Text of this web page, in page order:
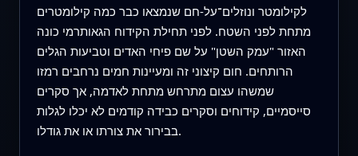
לקילומטר ונוזלים־על-חם שנמצאו כבר כמה קילומטרים
מתחת לפני השטח. לפני תחילת הקידוח הגאותרמי כונה
האזור "עמק השטן" על שם פיחי האדים וטביעות הגלים
הרותחים. חום קיצוני זה ומעיינות חמים נרחבים רמזו
שמשהו עצום מתרחש מתחת לאדמה, אך סקרים
סייסמיים, קידוחים וסקרים כבידה קודמים לא יכלו לגלות
בבירור את צורתו או את גודלו.